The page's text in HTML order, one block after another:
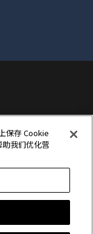
保存 Cookie
我们优化营